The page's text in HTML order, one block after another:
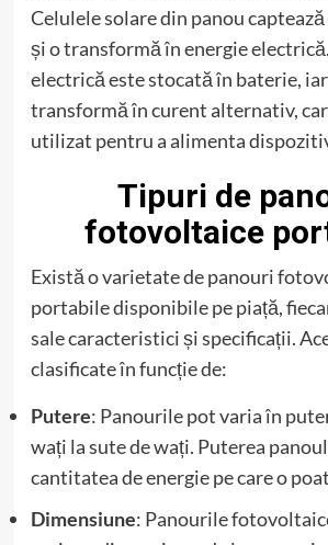
Celulele solare din panou
și o transformă în energie
electrică este stocată în baterie,
transformă în curent alternativ,
utilizat pentru a alimenta
Tipuri de
fotovoltaice
Există o varietate de panouri
portabile disponibile pe piață,
sale caracteristici și specificații.
clasificate în funcție de:
Putere: Panourile pot varia în
wați la sute de wați. Puterea
cantitatea de energie pe care o
Dimensiune: Panourile